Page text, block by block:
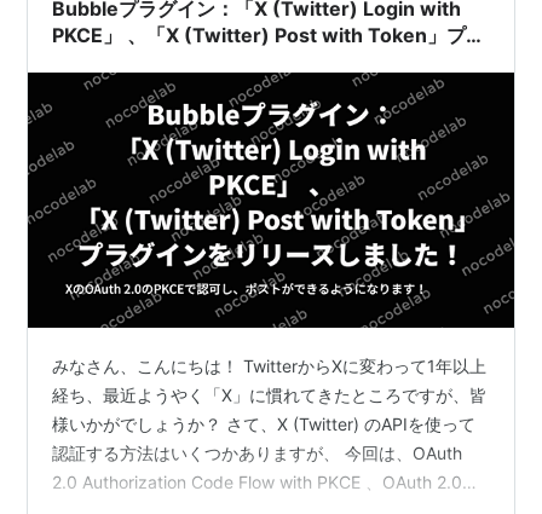
Bubbleプラグイン：「X (Twitter) Login with
PKCE」 、「X (Twitter) Post with Token」プラ
みなさん、こんにちは！ TwitterからXに変わって1年以上
経ち、最近ようやく「X」に慣れてきたところですが、皆
様いかがでしょうか？ さて、X (Twitter) のAPIを使って
認証する方法はいくつかありますが、 今回は、OAuth
2.0 Authorization Code Flow with PKCE 、OAuth 2.0の